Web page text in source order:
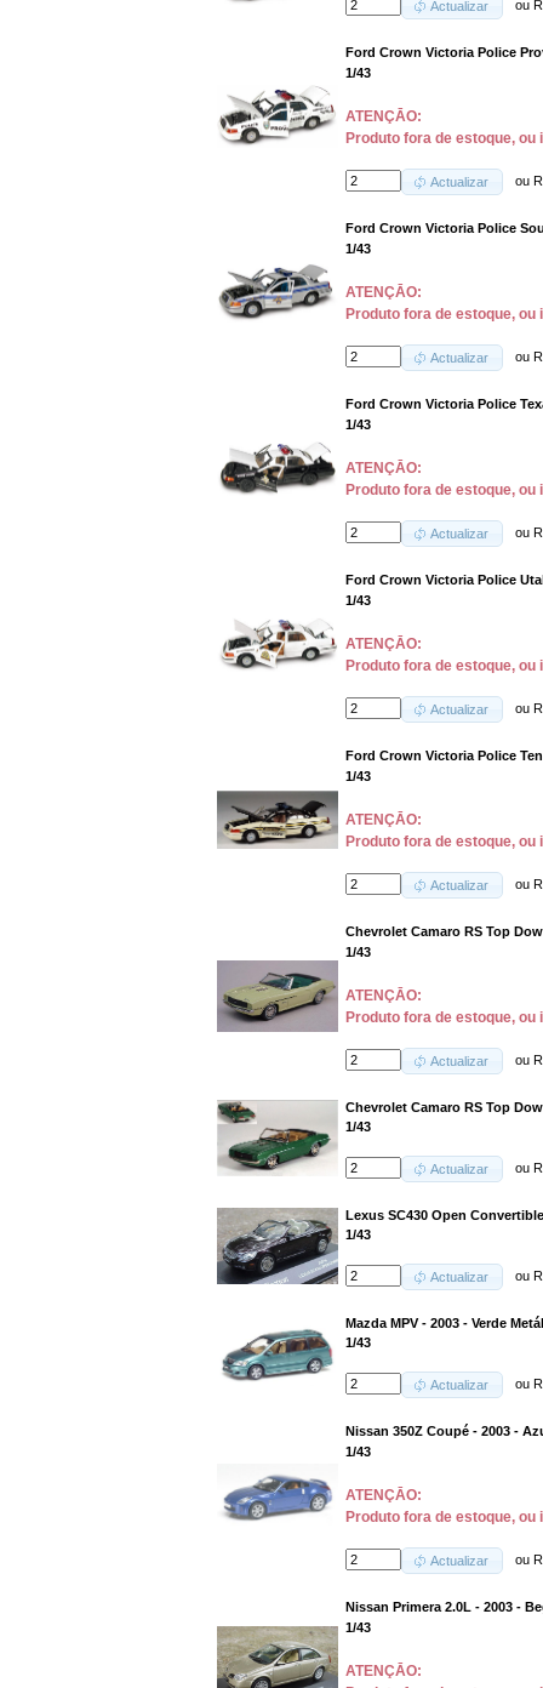
Actualizar ou
Ford Crown Victoria Police
1/43
ATENÇĀO:
Produto fora de estoque, ou
Actualizar ou
Ford Crown Victoria Police
1/43
ATENÇĀO:
Produto fora de estoque, ou
Actualizar ou
Ford Crown Victoria Police
1/43
ATENÇĀO:
Produto fora de estoque, ou
Actualizar ou
Ford Crown Victoria Police
1/43
ATENÇĀO:
Produto fora de estoque, ou
Actualizar ou
Ford Crown Victoria Police
1/43
ATENÇĀO:
Produto fora de estoque, ou
Actualizar ou
Chevrolet Camaro RS Top
1/43
ATENÇĀO:
Produto fora de estoque, ou
Actualizar ou
Chevrolet Camaro RS Top
1/43
Actualizar ou
Lexus SC430 Open
1/43
Actualizar ou
Mazda MPV - 2003 - Verde
1/43
Actualizar ou
Nissan 350Z Coupé - 2003 -
1/43
ATENÇĀO:
Produto fora de estoque, ou
Actualizar ou
Nissan Primera 2.0L - 2003 -
1/43
ATENÇĀO: